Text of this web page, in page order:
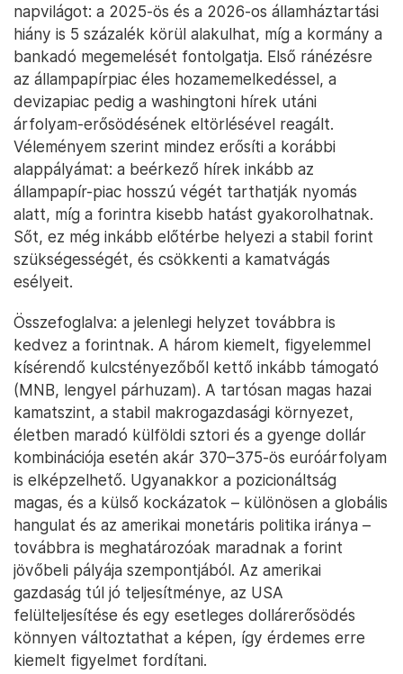
napvilágot: a 2025-ös és a 2026-os államháztartási
hiány is 5 százalék körül alakulhat, míg a kormány a
bankadó megemelését fontolgatja. Első ránézésre
az állampapírpiac éles hozamemelkedéssel, a
devizapiac pedig a washingtoni hírek utáni
árfolyam-erősödésének eltörlésével reagált.
Véleményem szerint mindez erősíti a korábbi
alappályámat: a beérkező hírek inkább az
állampapír-piac hosszú végét tarthatják nyomás
alatt, míg a forintra kisebb hatást gyakorolhatnak.
Sőt, ez még inkább előtérbe helyezi a stabil forint
szükségességét, és csökkenti a kamatvágás
esélyeit.
Összefoglalva: a jelenlegi helyzet továbbra is
kedvez a forintnak. A három kiemelt, figyelemmel
kísérendő kulcstényezőből kettő inkább támogató
(MNB, lengyel párhuzam). A tartósan magas hazai
kamatszint, a stabil makrogazdasági környezet,
életben maradó külföldi sztori és a gyenge dollár
kombinációja esetén akár 370–375-ös euróárfolyam
is elképzelhető. Ugyanakkor a pozicionáltság
magas, és a külső kockázatok – különösen a globális
hangulat és az amerikai monetáris politika iránya –
továbbra is meghatározóak maradnak a forint
jövőbeli pályája szempontjából. Az amerikai
gazdaság túl jó teljesítménye, az USA
felülteljesítése és egy esetleges dollárerősödés
könnyen változtathat a képen, így érdemes erre
kiemelt figyelmet fordítani.